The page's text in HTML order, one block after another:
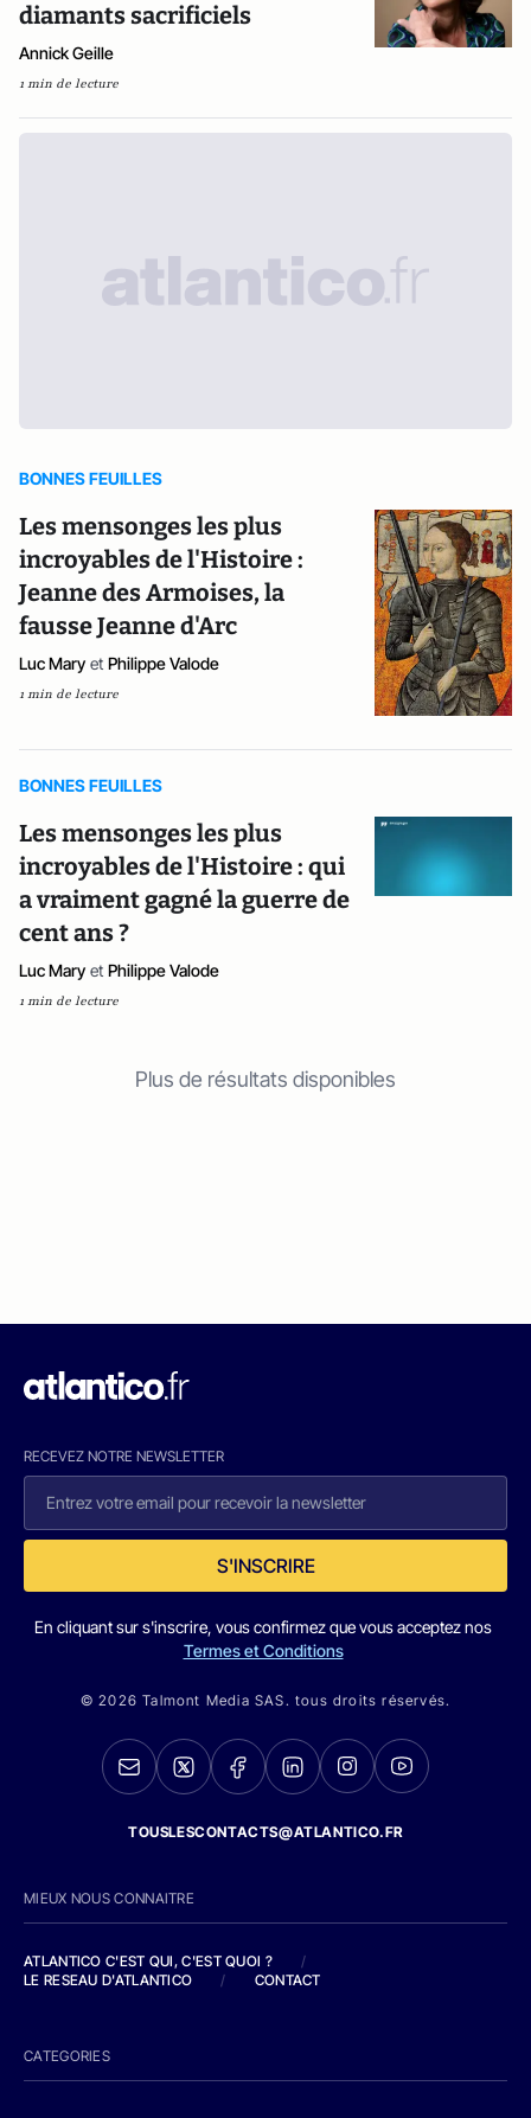
diamants sacrificiels
Annick Geille
1 min de lecture
BONNES FEUILLES
Les mensonges les plus
incroyables de l'Histoire :
Jeanne des Armoises, la
fausse Jeanne d'Arc
Luc Mary et Philippe Valode
1 min de lecture
BONNES FEUILLES
Les mensonges les plus
incroyables de l'Histoire : qui
a vraiment gagné la guerre de
cent ans ?
Luc Mary et Philippe Valode
1 min de lecture
Plus de résultats disponibles
RECEVEZ NOTRE NEWSLETTER
S'INSCRIRE
En cliquant sur s'inscrire, vous confirmez que vous acceptez nos
Termes et Conditions
© 2026 Talmont Media SAS. tous droits réservés.
TOUSLESCONTACTS@ATLANTICO.FR
MIEUX NOUS CONNAITRE
ATLANTICO C'EST QUI, C'EST QUOI ?
/
LE RESEAU D'ATLANTICO
/ CONTACT
CATEGORIES